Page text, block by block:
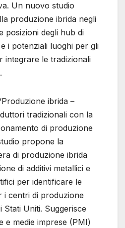
Un nuovo studio
produzione ibrida negli
posizioni degli hub di
i potenziali luoghi per gli
integrare le tradizionali
ibrida –
tradizionali con la
di produzione
propone la
di produzione ibrida
di additivi metallici e
per identificare le
i centri di produzione
Stati Uniti. Suggerisce
e medie imprese (PMI)